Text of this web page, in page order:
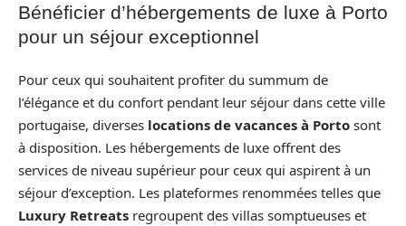
Bénéficier d’hébergements de luxe à Porto
pour un séjour exceptionnel
Pour ceux qui souhaitent profiter du summum de
l’élégance et du confort pendant leur séjour dans cette ville
portugaise, diverses locations de vacances à Porto sont
à disposition. Les hébergements de luxe offrent des
services de niveau supérieur pour ceux qui aspirent à un
séjour d’exception. Les plateformes renommées telles que
Luxury Retreats regroupent des villas somptueuses et